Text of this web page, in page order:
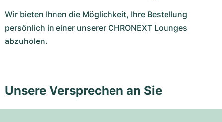
Wir bieten Ihnen die Möglichkeit, Ihre Bestellung
persönlich in einer unserer CHRONEXT Lounges
abzuholen.
Unsere Versprechen an Sie